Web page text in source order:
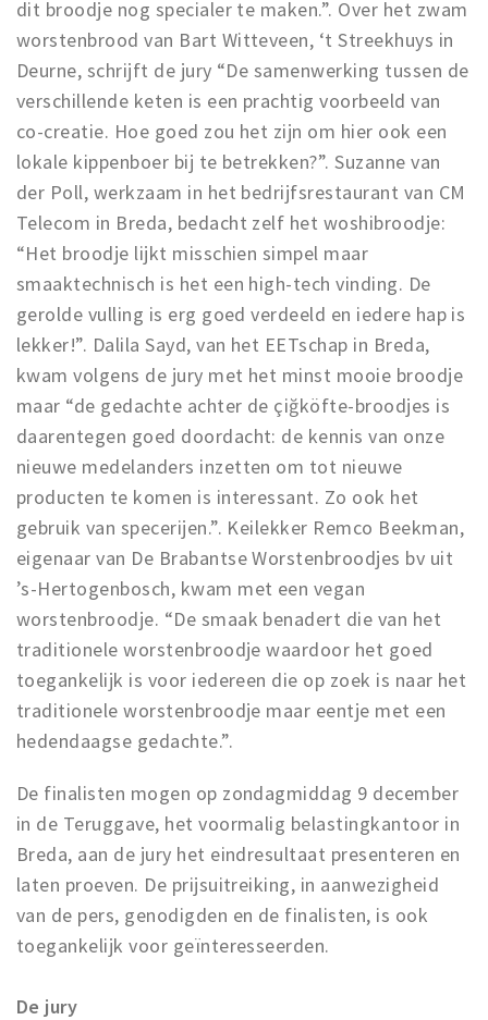
dit broodje nog specialer te maken.”. Over het zwam
worstenbrood van Bart Witteveen, ‘t Streekhuys in
Deurne, schrijft de jury “De samenwerking tussen de
verschillende keten is een prachtig voorbeeld van
co-creatie. Hoe goed zou het zijn om hier ook een
lokale kippenboer bij te betrekken?”. Suzanne van
der Poll, werkzaam in het bedrijfsrestaurant van CM
Telecom in Breda, bedacht zelf het woshibroodje:
“Het broodje lijkt misschien simpel maar
smaaktechnisch is het een high-tech vinding. De
gerolde vulling is erg goed verdeeld en iedere hap is
lekker!”. Dalila Sayd, van het EETschap in Breda,
kwam volgens de jury met het minst mooie broodje
maar “de gedachte achter de çiğköfte-broodjes is
daarentegen goed doordacht: de kennis van onze
nieuwe medelanders inzetten om tot nieuwe
producten te komen is interessant. Zo ook het
gebruik van specerijen.”. Keilekker Remco Beekman,
eigenaar van De Brabantse Worstenbroodjes bv uit
’s-Hertogenbosch, kwam met een vegan
worstenbroodje. “De smaak benadert die van het
traditionele worstenbroodje waardoor het goed
toegankelijk is voor iedereen die op zoek is naar het
traditionele worstenbroodje maar eentje met een
hedendaagse gedachte.”.
De finalisten mogen op zondagmiddag 9 december
in de Teruggave, het voormalig belastingkantoor in
Breda, aan de jury het eindresultaat presenteren en
laten proeven. De prijsuitreiking, in aanwezigheid
van de pers, genodigden en de finalisten, is ook
toegankelijk voor geïnteresseerden.
De jury